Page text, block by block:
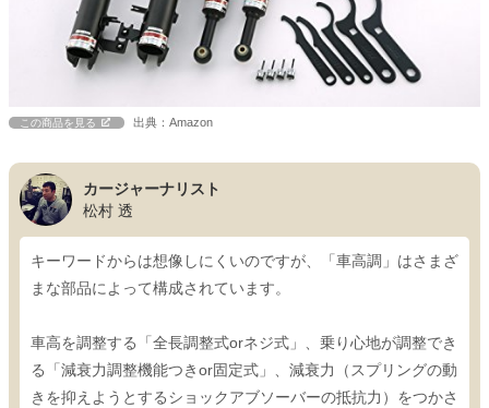
この商品を見る 出典：Amazon
カージャーナリスト
松村 透
キーワードからは想像しにくいのですが、「車高調」はさまざ
まな部品によって構成されています。
車高を調整する「全長調整式orネジ式」、乗り心地が調整でき
る「減衰力調整機能つきor固定式」、減衰力（スプリングの動
きを抑えようとするショックアブソーバーの抵抗力）をつかさ